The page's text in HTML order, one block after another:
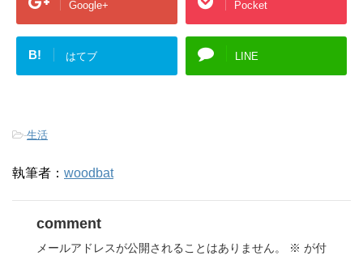
Google+ Pocket
B! はてブ LINE
-生活
執筆者： woodbat
comment
メールアドレスが公開されることはありません。 ※ が付